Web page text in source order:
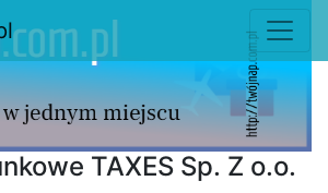
TAXES Sp. Z o.o.